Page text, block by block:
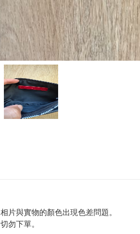
與實物的顏色出現色差問題。
勿下單。